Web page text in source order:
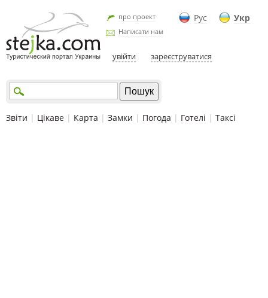
Рус Укр
про проект
Написати нам
увійти зареєструватися
Звіти | Цікаве | Карта | Замки | Погода | Готелі | Таксі